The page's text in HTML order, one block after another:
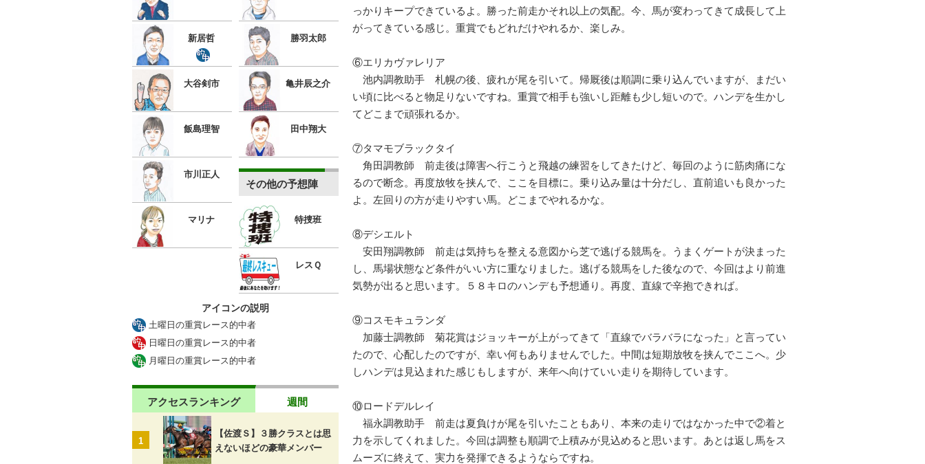
っかりキープできているよ。勝った前走かそれ以上の気配。今、馬が変わってきて成長して上
がってきている感じ。重賞でもどれだけやれるか、楽しみ。
⑥エリカヴァレリア
池内調教助手 札幌の後、疲れが尾を引いて。帰厩後は順調に乗り込んでいますが、まだい
い頃に比べると物足りないですね。重賞で相手も強いし距離も少し短いので。ハンデを生かし
てどこまで頑張れるか。
⑦タマモブラックタイ
角田調教師 前走後は障害へ行こうと飛越の練習をしてきたけど、毎回のように筋肉痛にな
るので断念。再度放牧を挟んで、ここを目標に。乗り込み量は十分だし、直前追いも良かった
よ。左回りの方が走りやすい馬。どこまでやれるかな。
⑧デシエルト
安田翔調教師 前走は気持ちを整える意図から芝で逃げる競馬を。うまくゲートが決まった
し、馬場状態など条件がいい方に重なりました。逃げる競馬をした後なので、今回はより前進
気勢が出ると思います。５８キロのハンデも予想通り。再度、直線で辛抱できれば。
⑨コスモキュランダ
加藤士調教師 菊花賞はジョッキーが上がってきて「直線でバラバラになった」と言ってい
たので、心配したのですが、幸い何もありませんでした。中間は短期放牧を挟んでここへ。少
しハンデは見込まれた感じもしますが、来年へ向けていい走りを期待しています。
⑩ロードデルレイ
福永調教助手 前走は夏負けが尾を引いたこともあり、本来の走りではなかった中で②着と
力を示してくれました。今回は調整も順調で上積みが見込めると思います。あとは返し馬をス
ムーズに終えて、実力を発揮できるようならですね。
新居哲
大谷剣市
飯島理智
市川正人
マリナ
勝羽太郎
亀井辰之介
田中翔大
その他の予想陣
特捜班
レスＱ
アイコンの説明
土曜日の重賞レース的中者
日曜日の重賞レース的中者
月曜日の重賞レース的中者
アクセスランキング 週間
1
【佐渡Ｓ】３勝クラスとは思
えないほどの豪華メンバー